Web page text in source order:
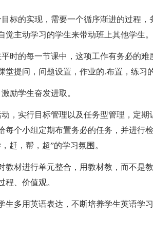
的实现，需要一个循序渐进的过程，
主动学习的学生来带动班上其他学生。
的每一节课中，这项工作有务必的难
提问，问题设置，作业的.布置，练习
励学生奋发进取。
实行目标管理以及任务型管理，定期
每个小组定期布置务必的任务，并进行
赶，帮，超”的学习氛围。
材进行单元整合，用教材教，而不是
程、价值观。
多用英语表达，不断培养学生英语学